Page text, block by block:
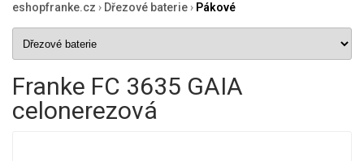
eshopfranke.cz › Dřezové baterie› Pákové
Franke FC 3635 GAIA
celonerezová